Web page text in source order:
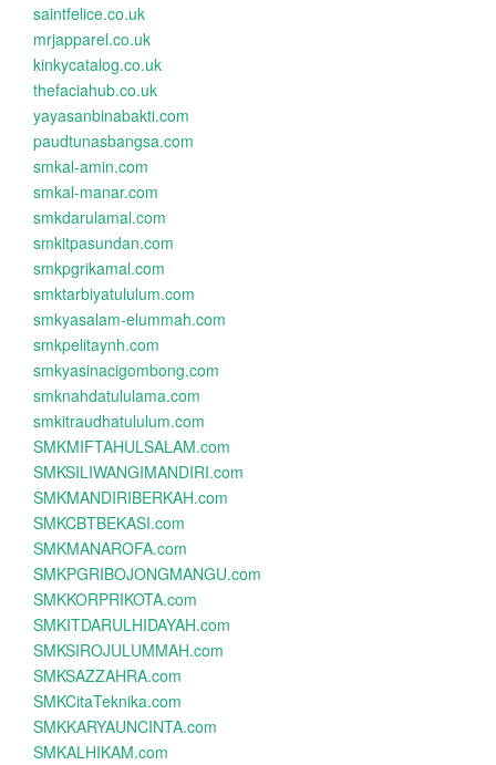
saintfelice.co.uk
mrjapparel.co.uk
kinkycatalog.co.uk
thefaciahub.co.uk
yayasanbinabakti.com
paudtunasbangsa.com
smkal-amin.com
smkal-manar.com
smkdarulamal.com
smkitpasundan.com
smkpgrikamal.com
smktarbiyatululum.com
smkyasalam-elummah.com
smkpelitaynh.com
smkyasinacigombong.com
smknahdatululama.com
smkitraudhatululum.com
SMKMIFTAHULSALAM.com
SMKSILIWANGIMANDIRI.com
SMKMANDIRIBERKAH.com
SMKCBTBEKASI.com
SMKMANAROFA.com
SMKPGRIBOJONGMANGU.com
SMKKORPRIKOTA.com
SMKITDARULHIDAYAH.com
SMKSIROJULUMMAH.com
SMKSAZZAHRA.com
SMKCitaTeknika.com
SMKKARYAUNCINTA.com
SMKALHIKAM.com